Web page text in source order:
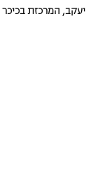
יעקב, המרכזת בכיכר